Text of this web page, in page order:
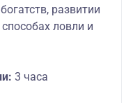
развитии
ловли и
3 часа